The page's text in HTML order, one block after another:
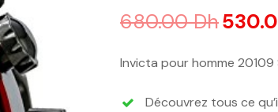
680.00Dh
Invicta pour homme 20109
Découvrez tous ce